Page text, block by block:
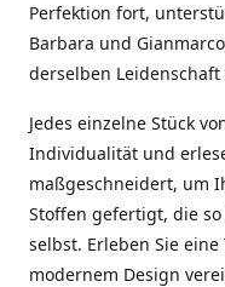
Perfektion fort,
Barbara und
derselben
Jedes einzelne Stück
Individualität und
maßgeschneidert, um
Stoffen gefertigt, die
selbst. Erleben Sie
modernem Design